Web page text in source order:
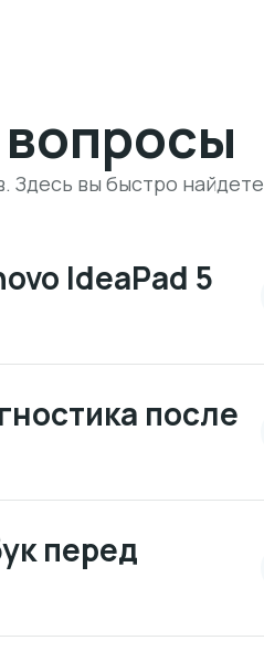
Здесь вы быстро найдете
IdeaPad 5
после
перед